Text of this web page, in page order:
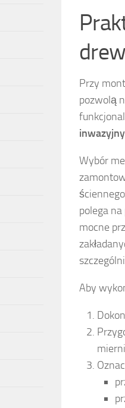
Przy
pozwolą
Wybór
polega
mocne
Aby